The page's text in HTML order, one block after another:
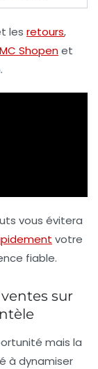
les retours,
Shopenet
vous évitera
votre
fiable.
sur
mais la
à dynamiser